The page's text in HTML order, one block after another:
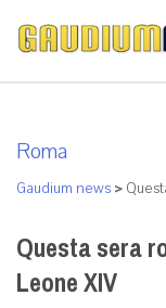
Roma
Gaudium news >
Questa sera
Leone XIV